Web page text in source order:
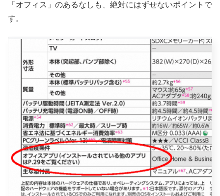
「オフィス」のあるなしも、絶対にはずせないポイントで
す。